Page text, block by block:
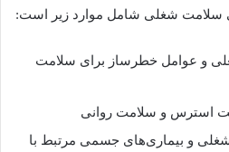
سلامت شغلی شامل موارد زیر است:
و عوامل خطرساز برای سلامت
استرس و سلامت روانی
و بیماری‌های جسمی مرتبط با